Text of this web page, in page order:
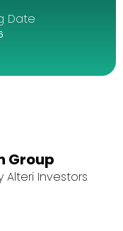
Group
Investors
Date